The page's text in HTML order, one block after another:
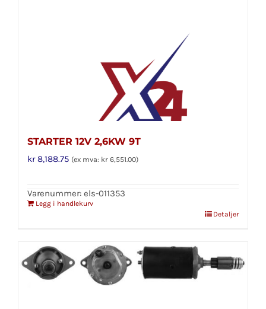
STARTER 12V 2,6KW 9T
kr8,188.75 (ex mva: kr 6,551.00)
Varenummer: els-011353
Legg i handlekurv
Detaljer